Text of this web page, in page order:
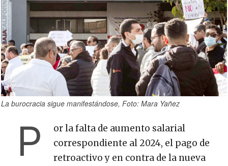
La burocracia sigue manifestándose, Foto: Mara Yañez
P
or la falta de aumento salarial
correspondiente al 2024, el pago de
retroactivo y en contra de la nueva